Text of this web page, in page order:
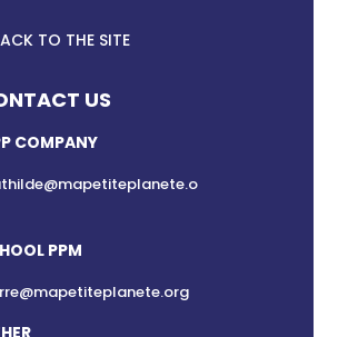
TO THE SITE
US
COMPANY
PPM